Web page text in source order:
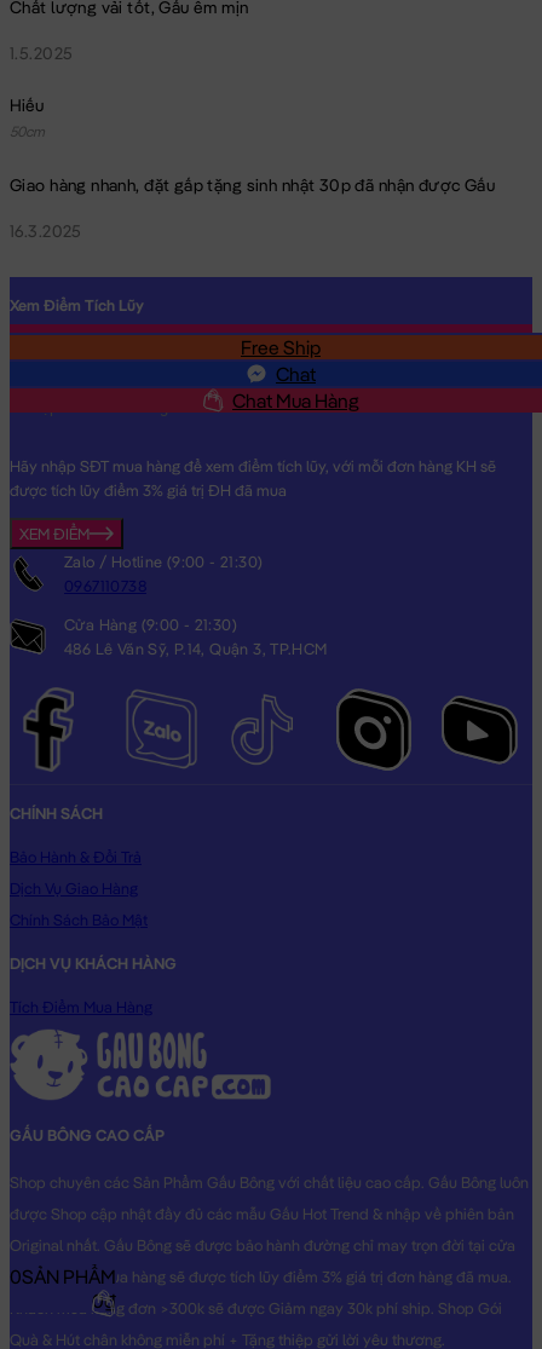
Chất lượng vải tốt, Gấu êm mịn
1.5.2025
Hiếu
50cm
Giao hàng nhanh, đặt gấp tặng sinh nhật 30p đã nhận được Gấu
16.3.2025
Free Ship
Chat
Chat Mua Hàng
Xem Điểm Tích Lũy
Hãy nhập SĐT mua hàng để xem điểm tích lũy, với mỗi đơn hàng KH sẽ
được tích lũy điểm 3% giá trị ĐH đã mua
XEM ĐIỂM
Zalo / Hotline (9:00 - 21:30)
0967110738
Cửa Hàng (9:00 - 21:30)
486 Lê Văn Sỹ, P.14, Quận 3, TP.HCM
CHÍNH SÁCH
Bảo Hành & Đổi Trả
Dịch Vụ Giao Hàng
Chính Sách Bảo Mật
DỊCH VỤ KHÁCH HÀNG
Tích Điểm Mua Hàng
GẤU BÔNG CAO CẤP
Shop chuyên các Sản Phẩm Gấu Bông với chất liệu cao cấp. Gấu Bông luôn
được Shop cập nhật đầy đủ các mẫu Gấu Hot Trend & nhập về phiên bản
Original nhất. Gấu Bông sẽ được bảo hành đường chỉ may trọn đời tại cửa
hàng, Khách mua hàng sẽ được tích lũy điểm 3% giá trị đơn hàng đã mua.
Khách mua hàng đơn >300k sẽ được Giảm ngay 30k phí ship. Shop Gói
Quà & Hút chân không miễn phí + Tặng thiệp gửi lời yêu thương.
0SẢN PHẨM
0₫